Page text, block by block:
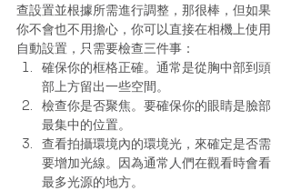
查設置並根據所需進行調整，那很棒，但如果
你不會也不用擔心，你可以直接在相機上使用
自動設置，只需要檢查三件事：
確保你的框格正確。通常是從胸中部到頭
部上方留出一些空間。
檢查你是否聚焦。要確保你的眼睛是臉部
最集中的位置。
查看拍攝環境內的環境光，來確定是否需
要增加光線。因為通常人們在觀看時會看
最多光源的地方。